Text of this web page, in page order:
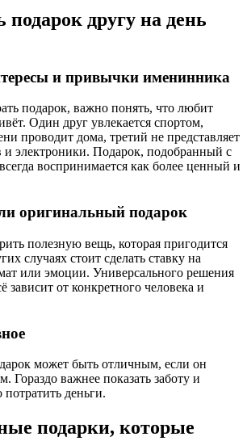
другу на день
и привычки именинника
подарок, важно понять, что любит
Один друг увлекается спортом,
проводит дома, третий не представляет
и электроники. Подарок, подобранный с
воспринимается как более ценный и
оригинальный подарок
полезную вещь, которая пригодится
случаях стоит сделать ставку на
или эмоции. Универсального решения
зависит от конкретного человека и
может быть отличным, если он
Гораздо важнее показать заботу и
потратить деньги.
подарки, которые